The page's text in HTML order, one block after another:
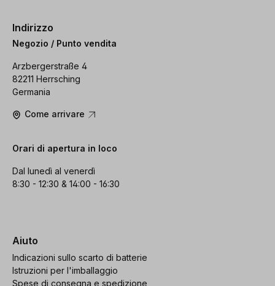
Indirizzo
Negozio / Punto vendita
Arzbergerstraße 4
82211 Herrsching
Germania
Come arrivare
Orari di apertura in loco
Dal lunedì al venerdì
8:30 - 12:30 & 14:00 - 16:30
Aiuto
Indicazioni sullo scarto di batterie
Istruzioni per l'imballaggio
Spese di consegna e spedizione